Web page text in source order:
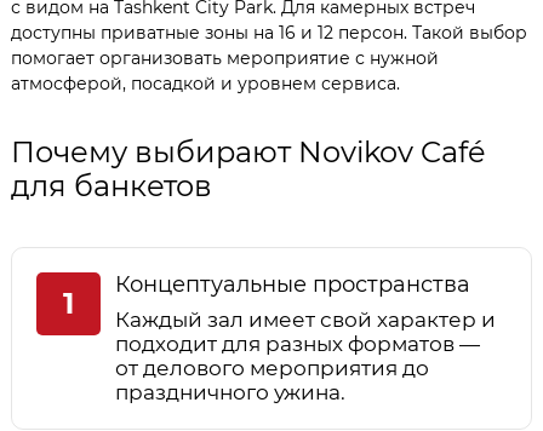
с видом на Tashkent City Park. Для камерных встреч
доступны приватные зоны на 16 и 12 персон. Такой выбор
помогает организовать мероприятие с нужной
атмосферой, посадкой и уровнем сервиса.
Почему выбирают Novikov Café
для банкетов
1
Концептуальные пространства
Каждый зал имеет свой характер и
подходит для разных форматов —
от делового мероприятия до
праздничного ужина.